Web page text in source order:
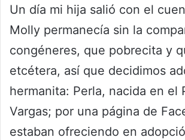
Un día mi hija salió con el
Molly permanecía sin la
congéneres, que pobrecita y
etcétera, así que decidimos
hermanita: Perla, nacida en el
Vargas; por una página de
estaban ofreciendo en